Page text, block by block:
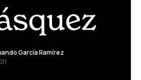
García Ramírez